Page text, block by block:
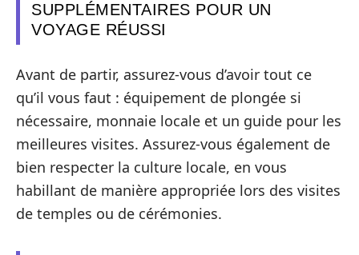
SUPPLÉMENTAIRES POUR UN
VOYAGE RÉUSSI
Avant de partir, assurez-vous d’avoir tout ce
qu’il vous faut : équipement de plongée si
nécessaire, monnaie locale et un guide pour les
meilleures visites. Assurez-vous également de
bien respecter la culture locale, en vous
habillant de manière appropriée lors des visites
de temples ou de cérémonies.